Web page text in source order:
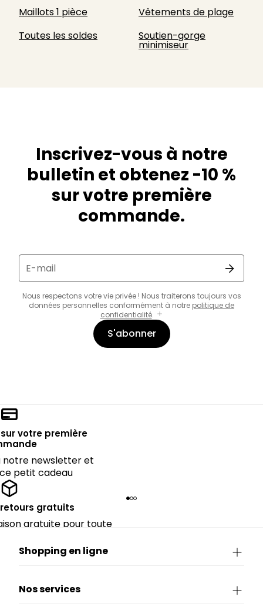
Maillots 1 pièce
Vêtements de plage
Toutes les soldes
Soutien-gorge
minimiseur
Inscrivez-vous à notre
bulletin et obtenez -10 %
sur votre première
commande.
E-mail
Nous respectons votre vie privée ! Nous traiterons toujours vos
données personnelles conformément à notre politique de
confidentialité.
S'abonner
votre première
notre newsletter et
petit cadeau
gratuits
gratuite pour toute
Shopping en ligne
Nos services